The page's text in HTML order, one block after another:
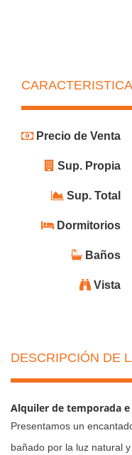
Precio de Venta
Sup. Propia
Sup. Total
Dormitorios
Baños
Vista
DESCRIPCIÓN DE
Alquiler de temporada
Presentamos un
bañado por la luz natural